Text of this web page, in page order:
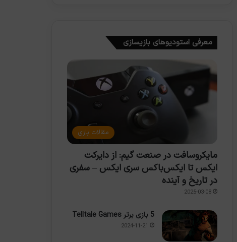
معرفی استودیوهای بازیسازی
مقالات بازی
مایکروسافت در صنعت گیم: از دایرکت
ایکس تا ایکس‌باکس سری ایکس – سفری
در تاریخ و آینده
2025-03-08
5 بازی برتر Telltale Games
2024-11-21